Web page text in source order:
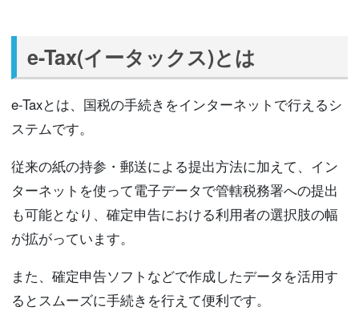
e-Tax(イータックス)とは
e-Taxとは、国税の手続きをインターネットで行えるシ
ステムです。
従来の紙の持参・郵送による提出方法に加えて、イン
ターネットを使って電子データで管轄税務署への提出
も可能となり、確定申告における利用者の選択肢の幅
が拡がっています。
また、確定申告ソフトなどで作成したデータを活用す
るとスムーズに手続きを行えて便利です。